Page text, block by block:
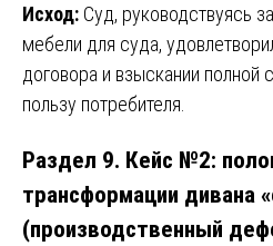
Исход: Суд, руководствуясь
мебели для суда,
договора и взыскании полной
пользу потребителя.
Раздел 9. Кейс №2:
трансформации дивана
(производственный